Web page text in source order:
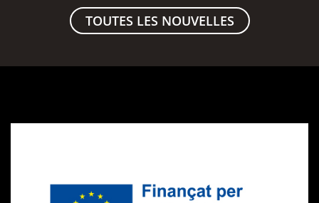
TOUTES LES NOUVELLES